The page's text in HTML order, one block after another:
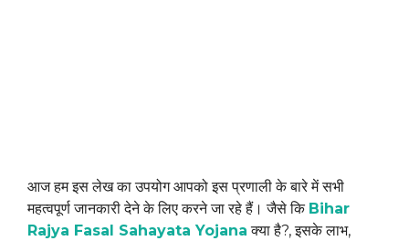
आज हम इस लेख का उपयोग आपको इस प्रणाली के बारे में सभी
महत्वपूर्ण जानकारी देने के लिए करने जा रहे हैं। जैसे कि Bihar
Rajya Fasal Sahayata Yojana क्या है?, इसके लाभ,